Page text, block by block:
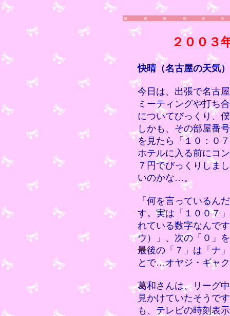
２００３
快晴（名古屋の天気）
今日は、出張で名古
ミーティングや打ち
についてびっくり、
しかも、その部屋番
を見たら「１０：０
ホテルに入る前にコ
７円でびっくりしま
いのかな…。
「何を言っているん
す。実は「１００７
れている数字なんで
ウ）」、次の「０」
最後の「７」は「ナ
とで…オヤジ・ギャ
葛和さんは、リーグ
見かけていたそうで
も、テレビの時刻表